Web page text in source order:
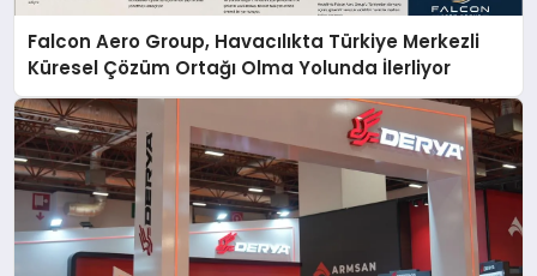
Falcon Aero Group, Havacılıkta Türkiye Merkezli
Küresel Çözüm Ortağı Olma Yolunda İlerliyor